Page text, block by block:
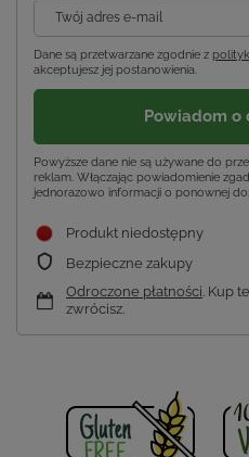
Twój adres e-mail
Dane są przetwarzane zgodnie z
akceptujesz jej postanowienia.
Powiadom o
Powyższe dane nie są używane do
reklam. Włączając powiadomienie
jednorazowo informacji o ponownej
Produkt niedostępny
Bezpieczne zakupy
Odroczone płatności . Kup
zwrócisz.